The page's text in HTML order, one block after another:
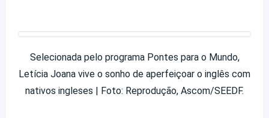
Selecionada pelo programa Pontes para o Mundo,
Letícia Joana vive o sonho de aperfeiçoar o inglês com
nativos ingleses | Foto: Reprodução, Ascom/SEEDF.